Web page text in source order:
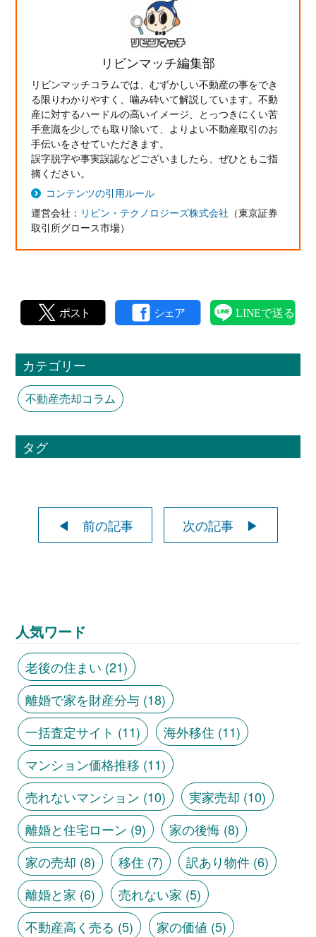
リビンマッチ編集部
リビンマッチコラムでは、むずかしい不動産の事をでき
る限りわかりやすく、噛み砕いて解説しています。不動
産に対するハードルの高いイメージ、とっつきにくい苦
手意識を少しでも取り除いて、よりよい不動産取引のお
手伝いをさせていただきます。
誤字脱字や事実誤認などございましたら、ぜひともご指
摘ください。
コンテンツの引用ルール
運営会社： リビン・テクノロジーズ株式会社 （東京証券
取引所グロース市場）
カテゴリー
不動産売却コラム
タグ
◀ 前の記事 次の記事 ▶
人気ワード
老後の住まい (21)
離婚で家を財産分与(18)
一括査定サイト (11) 海外移住 (11)
マンション価格推移 (11)
売れないマンション (10) 実家売却 (10)
離婚と住宅ローン (9) 家の後悔(8)
家の売却 (8) 移住 (7) 訳あり物件(6)
離婚と家 (6) 売れない家 (5)
不動産高く売る (5) 家の価値 (5)